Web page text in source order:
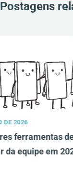
Postagens
2026
ferramentas de
equipe em 2026